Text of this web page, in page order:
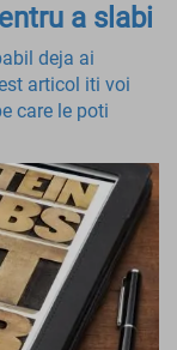
a slabi
deja ai
articol iti voi
care le poti